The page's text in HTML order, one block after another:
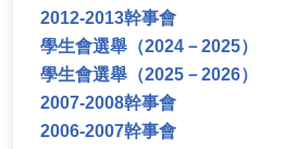
2012-2013幹事會
學生會選舉（2024－2025）
學生會選舉（2025－2026）
2007-2008幹事會
2006-2007幹事會